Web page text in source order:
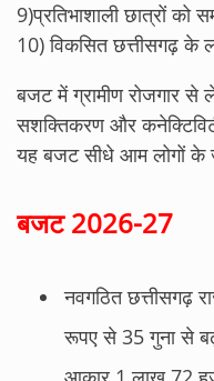
9)प्रतिभाशाली छात्रों को
10) विकसित छत्तीसगढ़ के
बजट में ग्रामीण रोजगार से
सशक्तिकरण और
यह बजट सीधे आम लोगों के
बजट 2026-27
नवगठित छत्तीसगढ़
रूपए से 35 गुना से